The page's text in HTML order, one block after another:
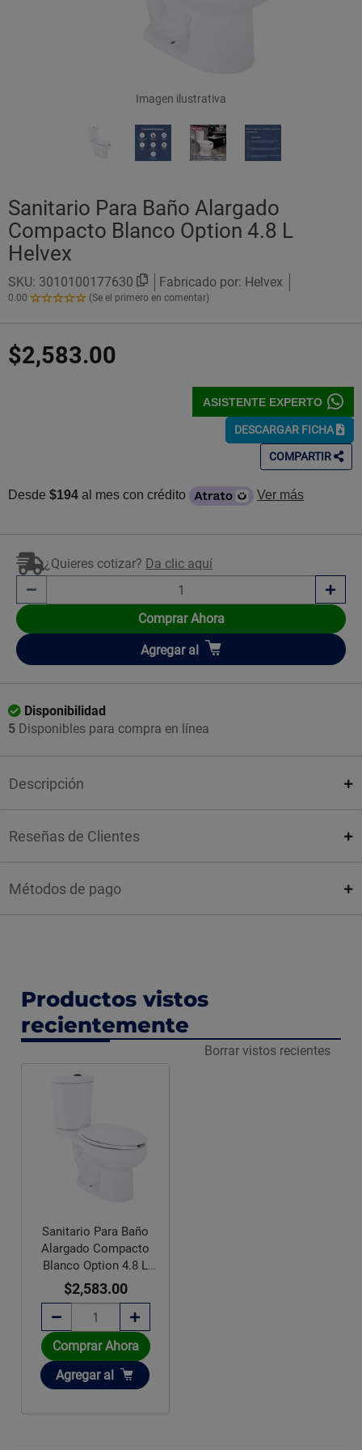
Imagen ilustrativa
Sanitario Para Baño Alargado
Compacto Blanco Option 4.8 L
Helvex
SKU: 3010100177630 Fabricado por: Helvex
0.00
0.00
Estrellas!
(Se el primero en comentar)
$2,583.00
ASISTENTE EXPERTO
DESCARGAR FICHA
COMPARTIR
Desde $194 al mes con crédito Ver más
¿Quieres cotizar? Da clic aquí
Comprar Ahora
Añadir
Agregar al
Disponibilidad
5 Disponibles para compra en línea
Descripción
Reseñas de Clientes
Métodos de pago
Productos vistos
recientemente
Borrar vistos recientes
Sanitario Para Baño
Alargado Compacto
Blanco Option 4.8 L
Helvex
$2,583.00
Comprar Ahora
Añadir
Agregar al